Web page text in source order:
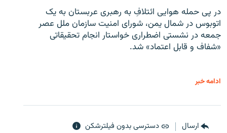
در پی حمله هوایی ائتلافِ به رهبری عربستان به یک
اتوبوس در شمال یمن، شورای امنیت سازمان ملل عصر
جمعه در نشستی اضطراری خواستار انجام تحقیقاتی
«شفاف و قابل اعتماد» شد.
ادامه خبر
ارسال دسترسی بدون فیلترشکن